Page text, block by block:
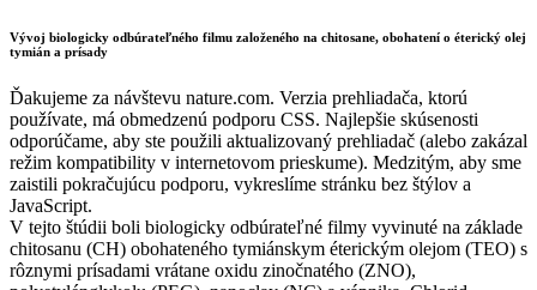
Vývoj biologicky odbúrateľného filmu založeného na chitosane, obohatení o éterický olej
tymián a prísady
Ďakujeme za návštevu nature.com. Verzia prehliadača, ktorú
používate, má obmedzenú podporu CSS. Najlepšie skúsenosti
odporúčame, aby ste použili aktualizovaný prehliadač (alebo zakázal
režim kompatibility v internetovom prieskume). Medzitým, aby sme
zaistili pokračujúcu podporu, vykreslíme stránku bez štýlov a
JavaScript.
V tejto štúdii boli biologicky odbúrateľné filmy vyvinuté na základe
chitosanu (CH) obohateného tymiánskym éterickým olejom (TEO) s
rôznymi prísadami vrátane oxidu zinočnatého (ZNO),